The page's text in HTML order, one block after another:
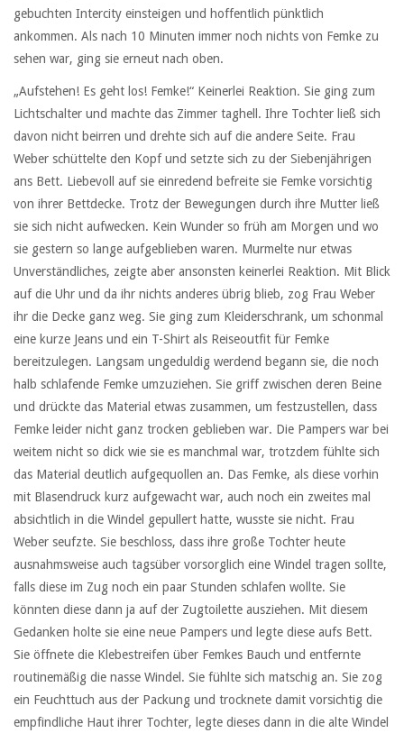
gebuchten Intercity einsteigen und hoffentlich pünktlich
ankommen. Als nach 10 Minuten immer noch nichts von Femke zu
sehen war, ging sie erneut nach oben.
„Aufstehen! Es geht los! Femke!“ Keinerlei Reaktion. Sie ging zum
Lichtschalter und machte das Zimmer taghell. Ihre Tochter ließ sich
davon nicht beirren und drehte sich auf die andere Seite. Frau
Weber schüttelte den Kopf und setzte sich zu der Siebenjährigen
ans Bett. Liebevoll auf sie einredend befreite sie Femke vorsichtig
von ihrer Bettdecke. Trotz der Bewegungen durch ihre Mutter ließ
sie sich nicht aufwecken. Kein Wunder so früh am Morgen und wo
sie gestern so lange aufgeblieben waren. Murmelte nur etwas
Unverständliches, zeigte aber ansonsten keinerlei Reaktion. Mit Blick
auf die Uhr und da ihr nichts anderes übrig blieb, zog Frau Weber
ihr die Decke ganz weg. Sie ging zum Kleiderschrank, um schonmal
eine kurze Jeans und ein T-Shirt als Reiseoutfit für Femke
bereitzulegen. Langsam ungeduldig werdend begann sie, die noch
halb schlafende Femke umzuziehen. Sie griff zwischen deren Beine
und drückte das Material etwas zusammen, um festzustellen, dass
Femke leider nicht ganz trocken geblieben war. Die Pampers war bei
weitem nicht so dick wie sie es manchmal war, trotzdem fühlte sich
das Material deutlich aufgequollen an. Das Femke, als diese vorhin
mit Blasendruck kurz aufgewacht war, auch noch ein zweites mal
absichtlich in die Windel gepullert hatte, wusste sie nicht. Frau
Weber seufzte. Sie beschloss, dass ihre große Tochter heute
ausnahmsweise auch tagsüber vorsorglich eine Windel tragen sollte,
falls diese im Zug noch ein paar Stunden schlafen wollte. Sie
könnten diese dann ja auf der Zugtoilette ausziehen. Mit diesem
Gedanken holte sie eine neue Pampers und legte diese aufs Bett.
Sie öffnete die Klebestreifen über Femkes Bauch und entfernte
routinemäßig die nasse Windel. Sie fühlte sich matschig an. Sie zog
ein Feuchttuch aus der Packung und trocknete damit vorsichtig die
empfindliche Haut ihrer Tochter, legte dieses dann in die alte Windel